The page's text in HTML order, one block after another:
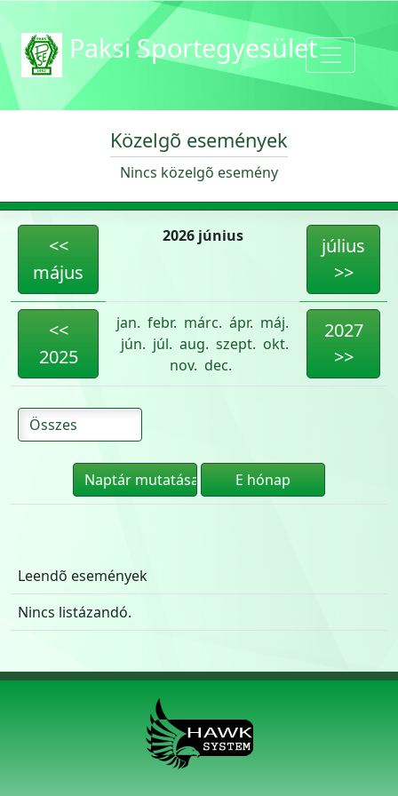
Paksi Sportegyesület
Közelgõ események
Nincs közelgõ esemény
<<
május
2026 június
július
>>
<<
2025
jan. febr. márc. ápr. máj.
jún. júl. aug. szept. okt.
nov. dec.
2027
>>
Leendõ események
Nincs listázandó.